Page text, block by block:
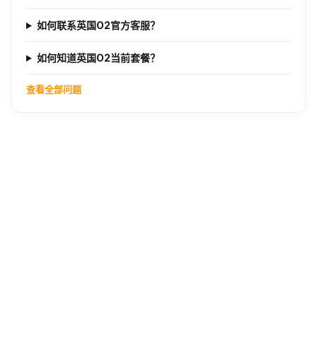
如何联系英国O2官方客服？
如何知道英国O2当前套餐？
查看全部问题